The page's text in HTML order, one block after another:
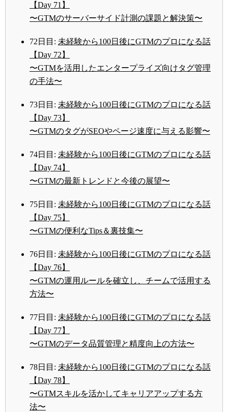
【Day 71】
〜GTMのサーバーサイド計測の課題と解決策〜
72日目: 未経験から100日後にGTMのプロになる話
【Day 72】
〜GTMを活用したエンタープライズ向けタグ管理
の手法〜
73日目: 未経験から100日後にGTMのプロになる話
【Day 73】
〜GTMのタグがSEOやページ速度に与える影響〜
74日目: 未経験から100日後にGTMのプロになる話
【Day 74】
〜GTMの最新トレンドと今後の展望〜
75日目: 未経験から100日後にGTMのプロになる話
【Day 75】
〜GTMの便利なTips＆裏技集〜
76日目: 未経験から100日後にGTMのプロになる話
【Day 76】
〜GTMの運用ルールを確立し、チームで活用する
方法〜
77日目: 未経験から100日後にGTMのプロになる話
【Day 77】
〜GTMのデータ品質管理と精度向上の方法〜
78日目: 未経験から100日後にGTMのプロになる話
【Day 78】
〜GTMスキルを活かしてキャリアアップする方
法〜